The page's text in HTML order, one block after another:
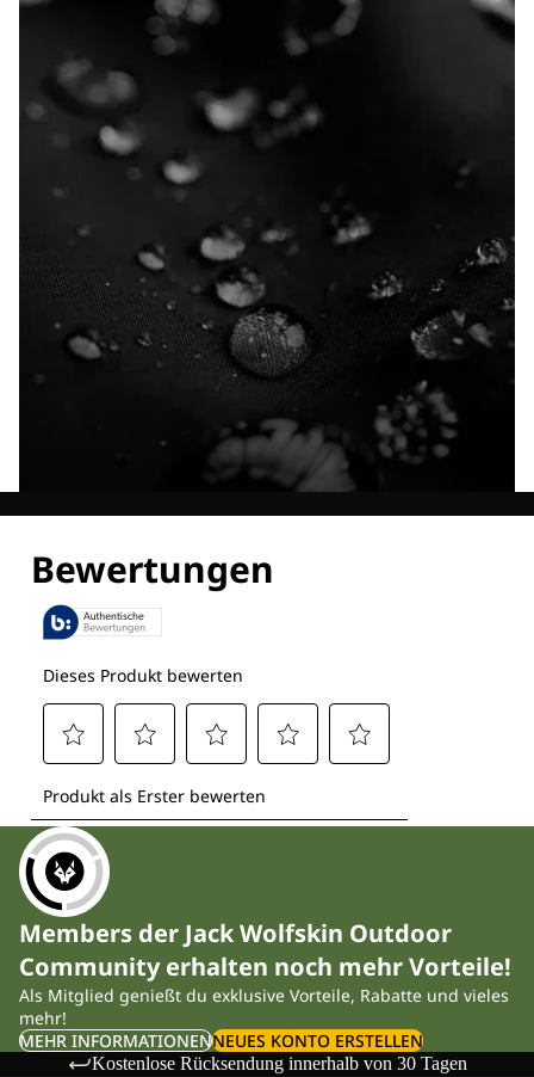
Members der Jack Wolfskin Outdoor
Community erhalten noch mehr Vorteile!
Als Mitglied genießt du exklusive Vorteile, Rabatte und vieles
mehr!
MEHR INFORMATIONENNEUES KONTO ERSTELLEN
Kostenlose Rücksendung innerhalb von 30 Tagen